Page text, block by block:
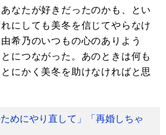
なたが好きだったのかも、とい
にしても美冬を信じてやらなけ
希乃のいつもの心のありよう
につながった。あのときは何も
にかく美冬を助けなければと思
ためにやり直して」「再婚しちゃ